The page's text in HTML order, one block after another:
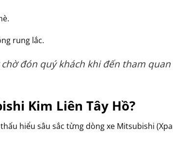
rung lắc.
đón quý khách khi đến tham
Kim Liên Tây Hồ?
hiểu sâu sắc từng dòng xe Mitsubishi